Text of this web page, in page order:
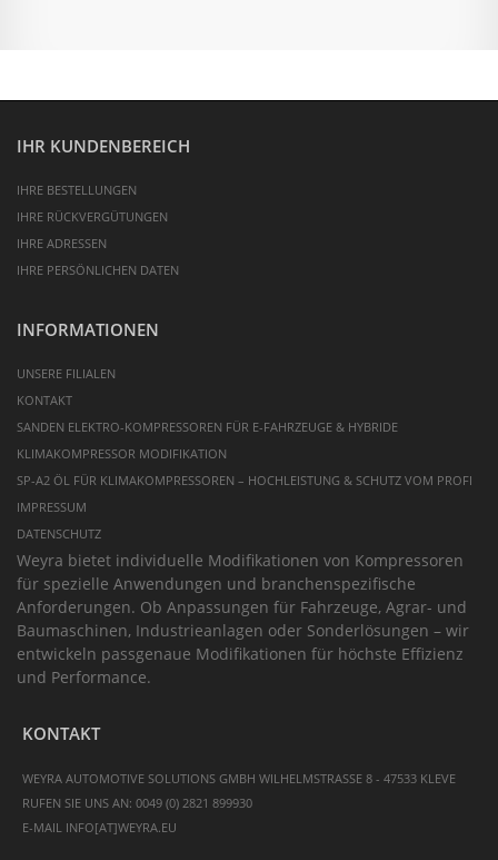
IHR KUNDENBEREICH
IHRE BESTELLUNGEN
IHRE RÜCKVERGÜTUNGEN
IHRE ADRESSEN
IHRE PERSÖNLICHEN DATEN
INFORMATIONEN
UNSERE FILIALEN
KONTAKT
SANDEN ELEKTRO-KOMPRESSOREN FÜR E-FAHRZEUGE & HYBRIDE
KLIMAKOMPRESSOR MODIFIKATION
SP-A2 ÖL FÜR KLIMAKOMPRESSOREN – HOCHLEISTUNG & SCHUTZ VOM PROFI
IMPRESSUM
DATENSCHUTZ
Weyra bietet individuelle Modifikationen von Kompressoren
für spezielle Anwendungen und branchenspezifische
Anforderungen. Ob Anpassungen für Fahrzeuge, Agrar- und
Baumaschinen, Industrieanlagen oder Sonderlösungen – wir
entwickeln passgenaue Modifikationen für höchste Effizienz
und Performance.
KONTAKT
WEYRA AUTOMOTIVE SOLUTIONS GMBH WILHELMSTRASSE 8 - 47533 KLEVE
RUFEN SIE UNS AN: 0049 (0) 2821 899930
E-MAIL INFO[AT]WEYRA.EU